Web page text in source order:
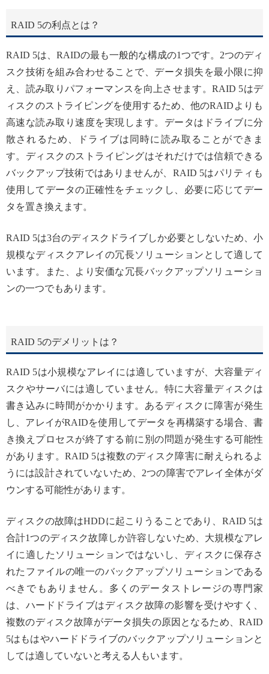
RAID 5の利点とは？
RAID 5は、RAIDの最も一般的な構成の1つです。2つのディ
スク技術を組み合わせることで、データ損失を最小限に抑
え、読み取りパフォーマンスを向上させます。RAID 5はデ
ィスクのストライピングを使用するため、他のRAIDよりも
高速な読み取り速度を実現します。データはドライブに分
散されるため、ドライブは同時に読み取ることができま
す。ディスクのストライピングはそれだけでは信頼できる
バックアップ技術ではありませんが、RAID 5はパリティも
使用してデータの正確性をチェックし、必要に応じてデー
タを置き換えます。
RAID 5は3台のディスクドライブしか必要としないため、小
規模なディスクアレイの冗長ソリューションとして適して
います。また、より安価な冗長バックアップソリューショ
ンの一つでもあります。
RAID 5のデメリットは？
RAID 5は小規模なアレイには適していますが、大容量ディ
スクやサーバには適していません。特に大容量ディスクは
書き込みに時間がかかります。あるディスクに障害が発生
し、アレイがRAIDを使用してデータを再構築する場合、書
き換えプロセスが終了する前に別の問題が発生する可能性
があります。RAID 5は複数のディスク障害に耐えられるよ
うには設計されていないため、2つの障害でアレイ全体がダ
ウンする可能性があります。
ディスクの故障はHDDに起こりうることであり、RAID 5は
合計1つのディスク故障しか許容しないため、大規模なアレ
イに適したソリューションではないし、ディスクに保存さ
れたファイルの唯一のバックアップソリューションである
べきでもありません。多くのデータストレージの専門家
は、ハードドライブはディスク故障の影響を受けやすく、
複数のディスク故障がデータ損失の原因となるため、RAID
5はもはやハードドライブのバックアップソリューションと
しては適していないと考える人もいます。